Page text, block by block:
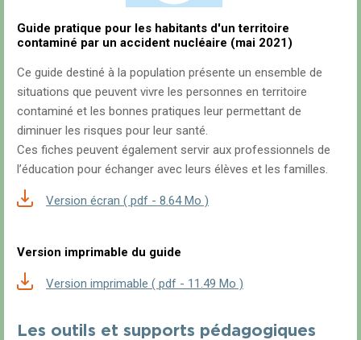
Guide pratique pour les habitants d'un territoire
contaminé par un accident nucléaire (mai 2021)
Ce guide destiné à la population présente un ensemble de
situations que peuvent vivre les personnes en territoire
contaminé et les bonnes pratiques leur permettant de
diminuer les risques pour leur santé.
Ces fiches peuvent également servir aux professionnels de
l’éducation pour échanger avec leurs élèves et les familles.
Version écran ( pdf - 8.64 Mo )
Version imprimable du guide
Version imprimable ( pdf - 11.49 Mo )
Les outils et supports pédagogiques